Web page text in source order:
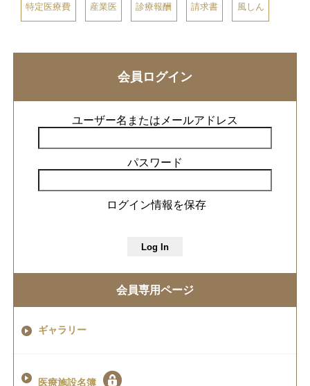
特定医療費 産業医 診療報酬 請求書 風しん
会員ログイン
ユーザー名またはメールアドレス
パスワード
ログイン情報を保存
会員専用ページ
ギャラリー
医療施設名簿